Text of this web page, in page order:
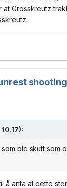
at Grosskreutz
ble skutt som
anta at dette